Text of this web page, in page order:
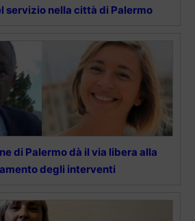
servizio nella città di Palermo
di Palermo dà il via libera alla
degli interventi